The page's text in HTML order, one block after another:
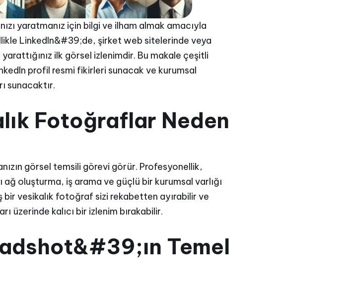
yaratmanız için bilgi ve ilham almak amacıyla
LinkedIn&#39;de, şirket web sitelerinde veya
ilk görsel izlenimdir. Bu makale çeşitli
profil resmi fikirleri sunacak ve kurumsal
sunacaktır.
Fotoğraflar Neden
görsel temsili görevi görür. Profesyonellik,
oluşturma, iş arama ve güçlü bir kurumsal varlığı
bir vesikalık fotoğraf sizi rekabetten ayırabilir ve
üzerinde kalıcı bir izlenim bırakabilir.
Temel